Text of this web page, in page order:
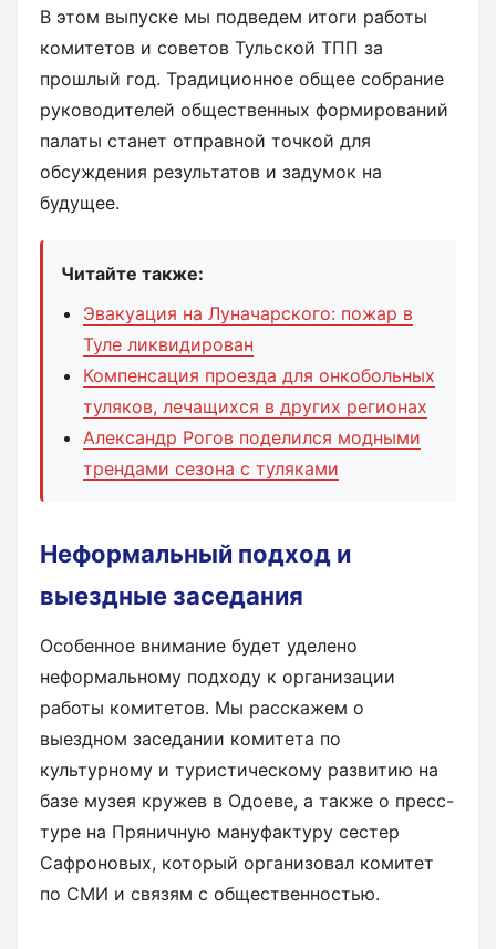
В этом выпуске мы подведем итоги работы
комитетов и советов Тульской ТПП за
прошлый год. Традиционное общее собрание
руководителей общественных формирований
палаты станет отправной точкой для
обсуждения результатов и задумок на
будущее.
Читайте также:
Эвакуация на Луначарского: пожар в
Туле ликвидирован
Компенсация проезда для онкобольных
туляков, лечащихся в других регионах
Александр Рогов поделился модными
трендами сезона с туляками
Неформальный подход и
выездные заседания
Особенное внимание будет уделено
неформальному подходу к организации
работы комитетов. Мы расскажем о
выездном заседании комитета по
культурному и туристическому развитию на
базе музея кружев в Одоеве, а также о пресс-
туре на Пряничную мануфактуру сестер
Сафроновых, который организовал комитет
по СМИ и связям с общественностью.